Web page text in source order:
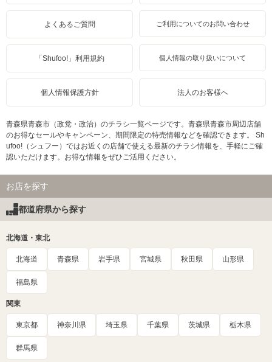
よくあるご質問 ご利用についてのお問い合わせ
「Shufoo!」利用規約 個人情報の取り扱いについて
個人情報保護方針 法人のお客様へ
青森県青森市（政党・政治）のチラシ一覧ページです。青森県青森市周辺店舗
のお得なセールやキャンペーン、期間限定の特売情報などを確認できます。 Sh
ufoo!（シュフー）ではお近くの店舗で使える最新のチラシ情報を、手軽にご確
認いただけます。お得な情報をぜひご活用ください。
お店を探す
都道府県から探す
北海道・東北
北海道 青森県 岩手県 宮城県 秋田県 山形県
福島県
関東
東京都 神奈川県 埼玉県 千葉県 茨城県 栃木県
群馬県